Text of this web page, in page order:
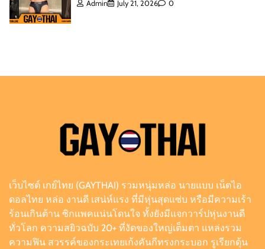
Admin August 6, 2026
Admin August 6, 2026 0
เลือดอุตรดิตถ์
Admin August 6, 2026 0
ดิว ธีรภัทร แจกวาร์ป นักธุรกิจครีมไข่มุก เจ้าของ
ยอดผู้ติดตามหลักล้าน
Admin July 21, 2026 0
เว็บไซต์ เกย์ไทย (GAYTHAI) รวมหนุ่มหล่อ นายแบบ เน็ตไอ
ดอลไทย หล่อ งานดี เสน่ห์แรง ที่มีหุ่นสุดแซ่บ หรือมีความเร้า
ร้อนเกินต้าน ซิกแพคแน่นโดนใจ ทั้งยังมีแจกวาร์ปหุ่นงานดี
ทั่วโลก ความสยิวฉบับ 20+ ที่งัดของใหญ่เต็มตา แหล่งรวม
ความฟิน สวรรค์ของกระเทยเก้งคันกีทรงกระบอก รูเรียกดุ้น